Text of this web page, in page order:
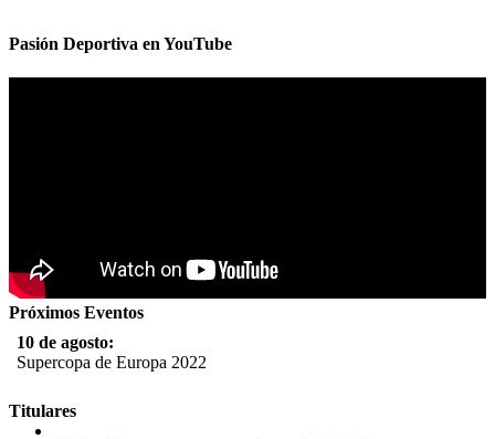
Pasión Deportiva en YouTube
Próximos Eventos
10 de agosto:
Supercopa de Europa 2022
11 al 21 de agosto:
Campeonato Europeo de Natación 2022
Titulares